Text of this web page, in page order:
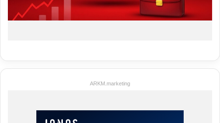
ARKM.marketing